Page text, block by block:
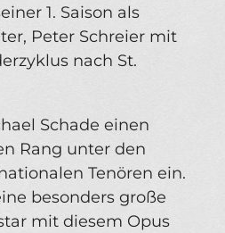
1. Saison als
Peter Schreier mit
nach St.
Schade einen
Rang unter den
Tenören ein.
besonders große
mit diesem Opus